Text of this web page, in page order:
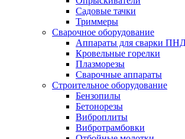
Садовые тачки
Триммеры
Сварочное оборудование
Аппараты для сварки
Кровельные горелки
Плазморезы
Сварочные аппараты
Строительное оборудование
Бензопилы
Бетонорезы
Виброплиты
Вибротрамбовки